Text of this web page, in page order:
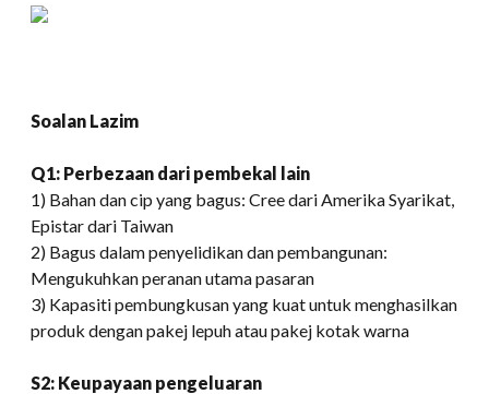
Soalan Lazim
Q1: Perbezaan dari pembekal lain
1) Bahan dan cip yang bagus: Cree dari Amerika Syarikat,
Epistar dari Taiwan
2) Bagus dalam penyelidikan dan pembangunan:
Mengukuhkan peranan utama pasaran
3) Kapasiti pembungkusan yang kuat untuk menghasilkan
produk dengan pakej lepuh atau pakej kotak warna
S2: Keupayaan pengeluaran